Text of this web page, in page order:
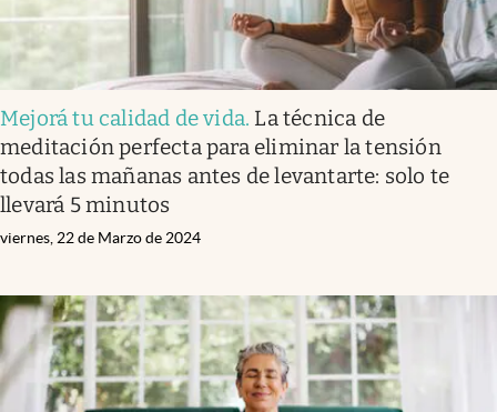
Mejorá tu calidad de vida. La técnica de
meditación perfecta para eliminar la tensión
todas las mañanas antes de levantarte: solo te
llevará 5 minutos
viernes, 22 de Marzo de 2024